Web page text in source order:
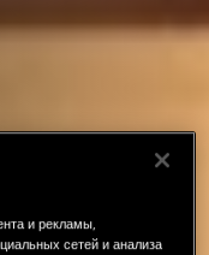
и рекламы,
сетей и анализа